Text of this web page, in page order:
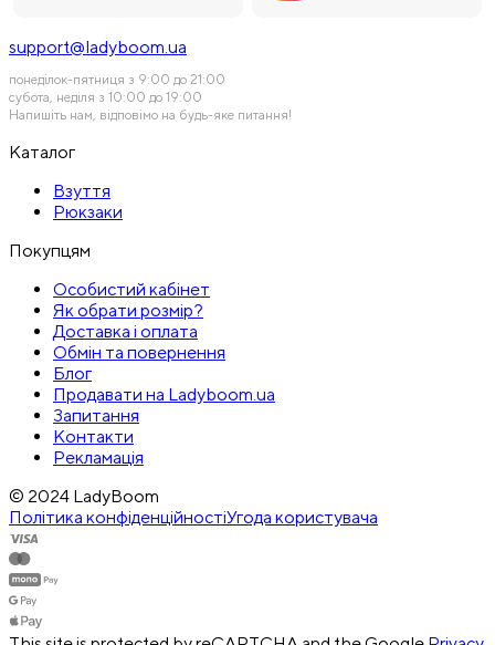
support@ladyboom.ua
понеділок-пятниця з 9:00 до 21:00
субота, неділя з 10:00 до 19:00
Напишіть нам, відповімо на будь-яке питання!
Каталог
Взуття
Рюкзаки
Покупцям
Особистий кабінет
Як обрати розмір?
Доставка і оплата
Обмін та повернення
Блог
Продавати на Ladyboom.ua
Запитання
Контакти
Рекламація
© 2024 LadyBoom
Політика конфіденційностіУгода користувача